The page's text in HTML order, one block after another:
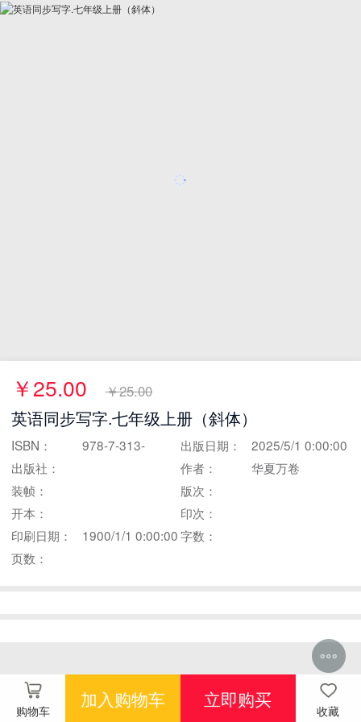
￥25.00 ￥25.00
英语同步写字.七年级上册（斜体）
ISBN：
978-7-313-
出版日期：
2025/5/1 0:00:00
出版社：
作者：
华夏万卷
装帧：
版次：
开本：
印次：
印刷日期：
1900/1/1 0:00:00字数：
页数：
购物车
加入购物车 立即购买
收藏